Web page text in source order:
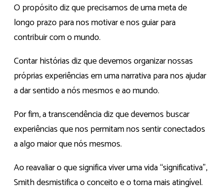
O propósito diz que precisamos de uma meta de
longo prazo para nos motivar e nos guiar para
contribuir com o mundo.
Contar histórias diz que devemos organizar nossas
próprias experiências em uma narrativa para nos ajudar
a dar sentido a nós mesmos e ao mundo.
Por fim, a transcendência diz que devemos buscar
experiências que nos permitam nos sentir conectados
a algo maior que nós mesmos.
Ao reavaliar o que significa viver uma vida “significativa”,
Smith desmistifica o conceito e o torna mais atingível.